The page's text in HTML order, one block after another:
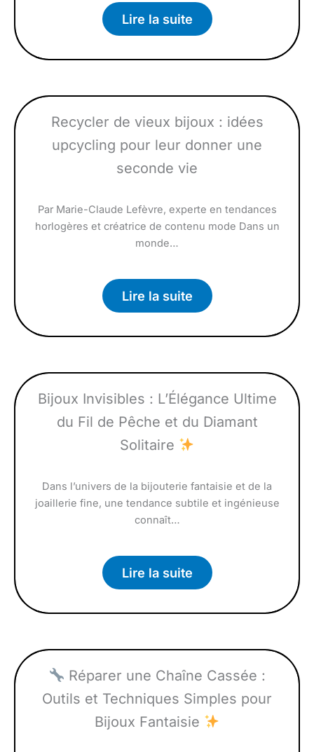
Lire la suite
Recycler de vieux bijoux : idées
upcycling pour leur donner une
seconde vie
Par Marie-Claude Lefèvre, experte en tendances
horlogères et créatrice de contenu mode Dans un
monde…
Lire la suite
Bijoux Invisibles : L’Élégance Ultime
du Fil de Pêche et du Diamant
Solitaire
Dans l’univers de la bijouterie fantaisie et de la
joaillerie fine, une tendance subtile et ingénieuse
connaît…
Lire la suite
Réparer une Chaîne Cassée :
Outils et Techniques Simples pour
Bijoux Fantaisie